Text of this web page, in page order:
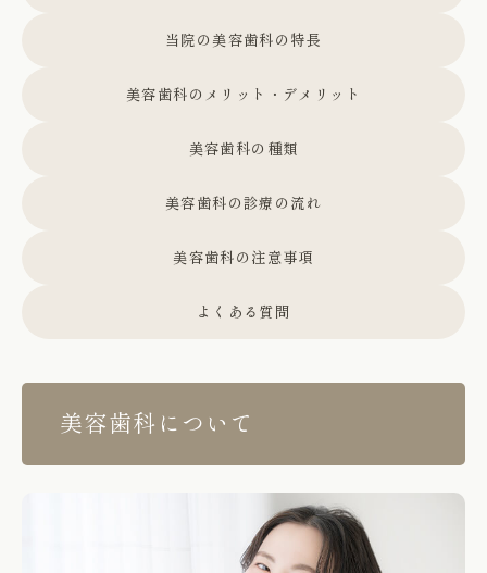
当院の美容歯科の特長
美容歯科のメリット・デメリット
美容歯科の種類
美容歯科の診療の流れ
美容歯科の注意事項
よくある質問
美容歯科について